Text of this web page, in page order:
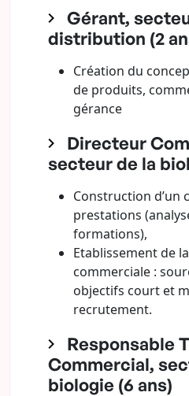
Gérant,
distribution (2
Création du
de produits,
gérance
Directeur
secteur de la
Construction d’un
prestations
formations),
Etablissement de
commerciale :
objectifs court et
recrutement.
Responsable
Commercial,
biologie (6 ans)